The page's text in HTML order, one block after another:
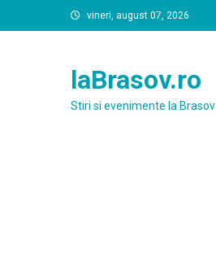
to
vineri, august 07, 2026
laBrasov.ro
Stiri si evenimente la Brasov